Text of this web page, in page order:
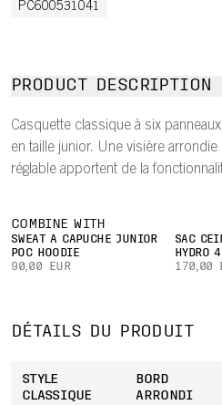
PC600531041
PRODUCT DESCRIPTION
Casquette classique à six
en taille junior. Une visière
réglable apportent de la
COMBINE WITH
SWEAT À CAPUCHE JUNIOR
POC HOODIE
90,00 EUR
SAC
HYDRO
170,00
DÉTAILS DU PRODUIT
STYLE
CLASSIQUE
BORD
ARRONDI